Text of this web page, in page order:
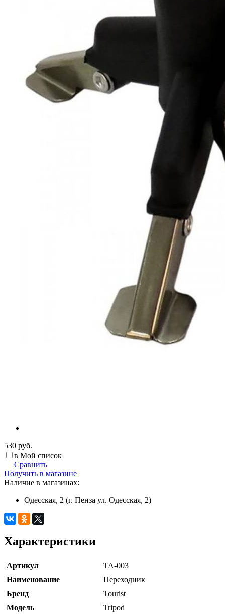
530 руб.
в Мой список
Сравнить
Получить в магазине
Наличие в магазинах:
Одесская, 2 (г. Пенза ул. Одесская, 2)
Характеристики
Артикул
TA-003
Наименование
Переходник
Бренд
Tourist
Модель
Tripod